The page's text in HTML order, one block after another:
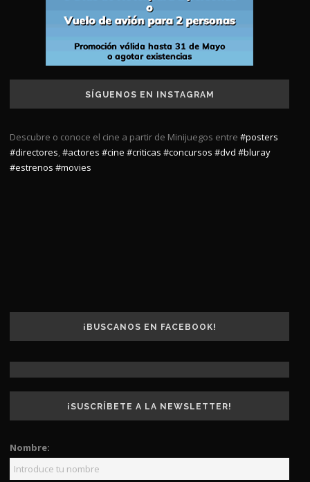
SÍGUENOS EN INSTAGRAM
Descubre o conoce el cine a partir de Minijuegos entre #posters
#directores,#actores #cine #criticas #concursos #dvd #bluray
#estrenos #movies
¡BUSCANOS EN FACEBOOK!
¡SUSCRÍBETE A LA NEWSLETTER!
Nombre: